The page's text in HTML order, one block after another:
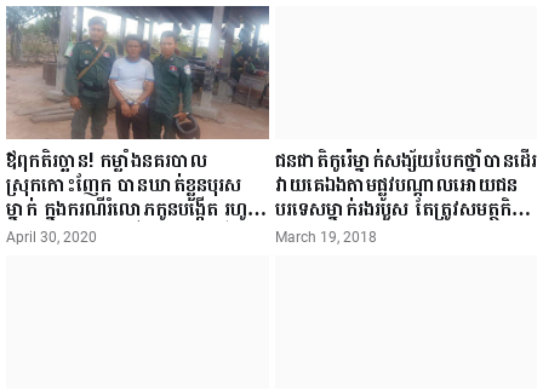
ឪពុកតិរច្ឆាន! កម្លាំងនគរបាល
ស្រុកកោះញែក បានឃាត់ខ្លួនបុរស
ម្នាក់ ក្នុងករណីរំលោភកូនបង្កើត រហូត
មានកូនសម្រាល ទើបបែកការណ៍
April 30, 2020
ជនជាតិកូរ៉េម្នាក់សង្ស័យបែកថ្នាំបានដើរ
វាយគេឯងតាមផ្លូវបណ្ដាលអោយជន
បរទេសម្នាក់រងរបួស តែត្រូវសមត្ថកិច្ច
ឃាត់ខ្លួន
March 19, 2018